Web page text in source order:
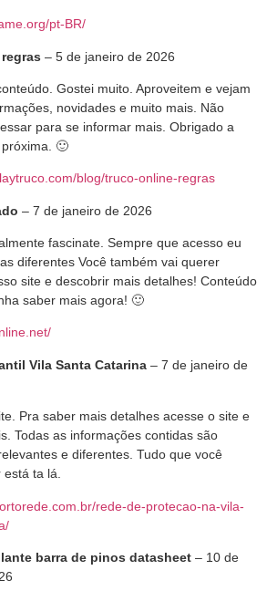
pt-BR/
– 5 de janeiro de 2026
Gostei muito. Aproveitem e vejam
novidades e muito mais. Não
para se informar mais. Obrigado a
🙂
blog/truco-online-regras
– 7 de janeiro de 2026
fascinate. Sempre que acesso eu
diferentes Você também vai querer
site e descobrir mais detalhes! Conteúdo
saber mais agora! 🙂
Vila Santa Catarina – 7 de janeiro de
Pra saber mais detalhes acesse o site e
Todas as informações contidas são
e diferentes. Tudo que você
está ta lá.
rede-de-protecao-na-vila-
barra de pinos datasheet – 10 de